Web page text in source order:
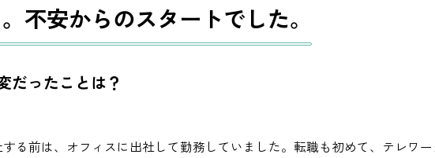
不安からのスタートでした。
だったことは？
る前は、オフィスに出社して勤務していました。転職も初めて、テレワ